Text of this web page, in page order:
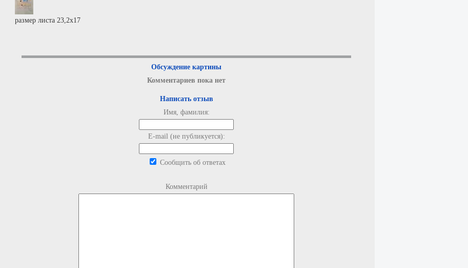
размер листа 23,2х17
Обсуждение картины
Комментариев пока нет
Написать отзыв
Имя, фамилия:
E-mail (не публикуется):
Сообщить об ответах
Комментарий